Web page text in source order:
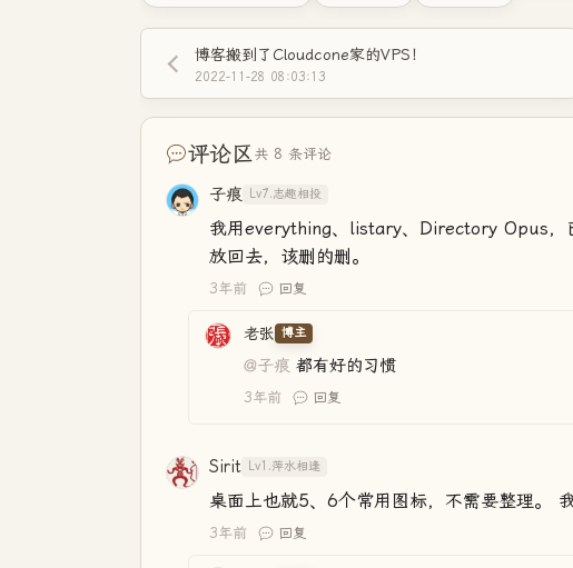
博客搬到了Cloudcone家的VPS！
2022-11-28 08:03:13
评论区共 8 条评论
子痕 Lv7.志趣相投
我用everything、listary、Directory Opus，
放回去，该删的删。
3年前 回复
老张 博主
@子痕 都有好的习惯
3年前 回复
Sirit Lv1.萍水相逢
桌面上也就5、6个常用图标，不需要整理。
3年前 回复